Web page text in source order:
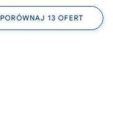
PORÓWNAJ 13 OFERT